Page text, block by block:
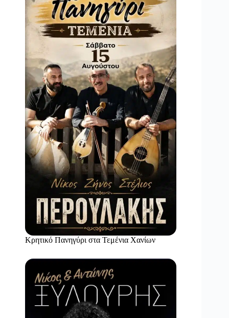
Κρητικό Πανηγύρι στα Τεμένια Χανίων